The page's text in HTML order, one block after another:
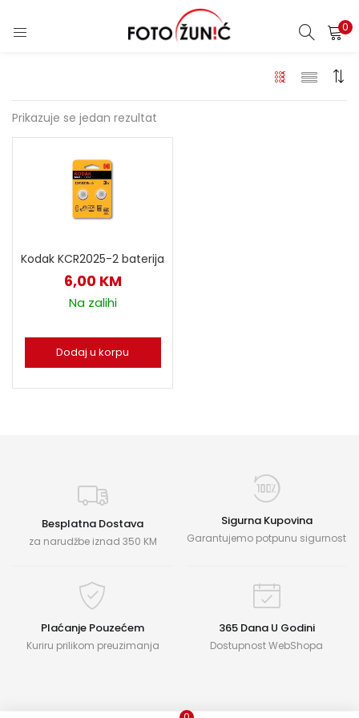
0
Prikazuje se jedan rezultat
Kodak KCR2025-2 baterija
6,00 KM
Na zalihi
Dodaj u korpu
Besplatna Dostava
za narudžbe iznad 350 KM
Sigurna Kupovina
Garantujemo potpunu sigurnost
Plaćanje Pouzećem
Kuriru prilikom preuzimanja
365 Dana U Godini
Dostupnost WebShopa